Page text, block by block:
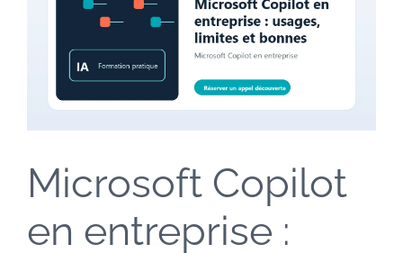
Entreprises
Automatisation IA
Livres
Microsoft Copilot
en entreprise :